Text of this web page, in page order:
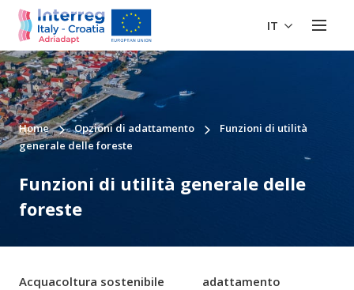
IT
Home Opzioni di adattamento
Funzioni di utilità
generale delle foreste
Funzioni di utilità generale delle
foreste
Acquacoltura sostenibile
adattamento